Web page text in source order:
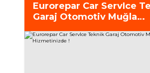
Eurorepar Car ServIce
Garaj Otomotiv Muğla